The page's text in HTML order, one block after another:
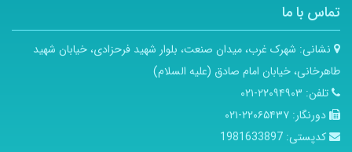
تماس با ما
نشانی: شهرک غرب، میدان صنعت، بلوار شهید فرحزادی، خیابان شهید
طاهرخانی، خیابان امام صادق (علیه السلام)
تلفن: ۲۲۰۹۴۹۰۳-۰۲۱
دورنگار: ۲۲۰۶۵۴۳۷-۰۲۱
کدپستی: 1981633897